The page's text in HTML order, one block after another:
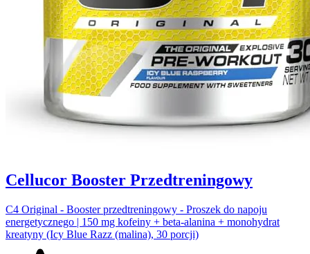
Cellucor Booster Przedtreningowy
C4 Original - Booster przedtreningowy - Proszek do napoju
energetycznego | 150 mg kofeiny + beta-alanina + monohydrat
kreatyny (Icy Blue Razz (malina), 30 porcji)